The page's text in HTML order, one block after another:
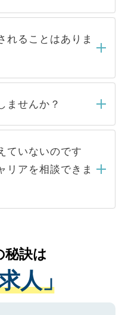
内にはご連絡をせて
ばらくお待ちくださ
り扱っている求人の
トからご覧いただ
です。非公開求人は
一般には公開してい
人気のある医療機
、応募が殺到する場
条件に合った人材の
頼するケースが増え
れることはありま
ことは一切ありませ
から内定をいただい
りません。内定先へ
アパートナーが行い
ませんか？
ことはありませんの
当サイトからの登録
者様の個人情報は、
プおよび転職活動の
します。お預かりし
ータはご本人の許可
いについての厳密な
業者のみに付与され
クを取得済みです。
ていないのです
リアを相談できま
療機関の状況や紹介
適切なアドバイスを
すぐにご転職をされ
サポートが可能です
ださい。
秘訣は
人」